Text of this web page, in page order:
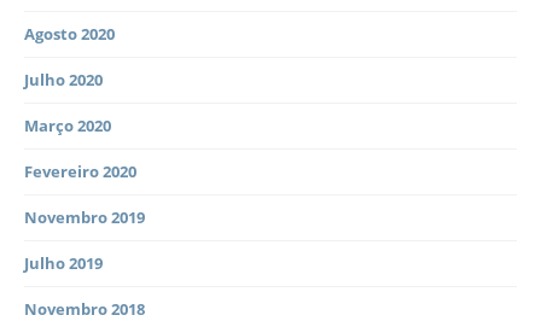
Agosto 2020
Julho 2020
Março 2020
Fevereiro 2020
Novembro 2019
Julho 2019
Novembro 2018